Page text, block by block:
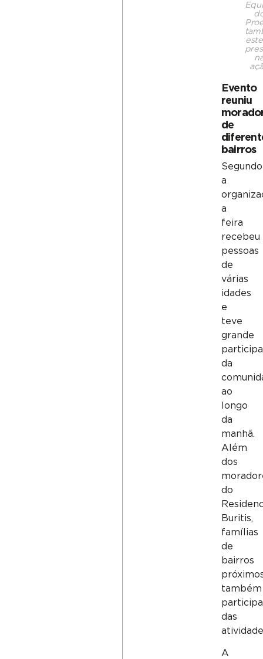
Evento
reuniu
de
bairros
Segundo
a
a
feira
recebeu
pessoas
de
várias
idades
e
teve
grande
da
ao
longo
da
manhã.
Além
dos
do
Buritis,
famílias
de
bairros
também
das
A